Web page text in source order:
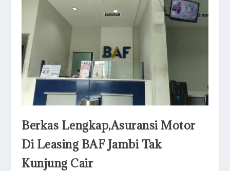
Berkas Lengkap,Asuransi Motor
Di Leasing BAF Jambi Tak
Kunjung Cair